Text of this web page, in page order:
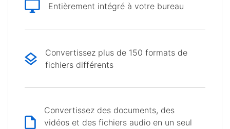
Entièrement intégré à votre bureau
Convertissez plus de 150 formats de
fichiers différents
Convertissez des documents, des
vidéos et des fichiers audio en un seul